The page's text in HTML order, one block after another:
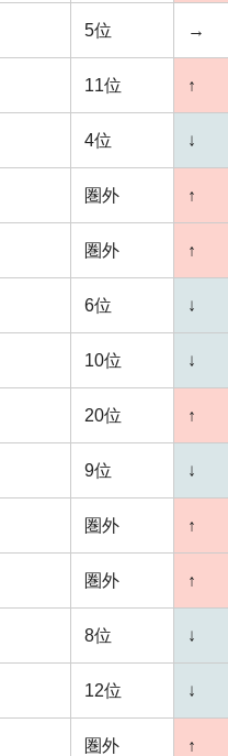
5位 →
11位 ↑
4位 ↓
圏外 ↑
圏外 ↑
6位 ↓
10位 ↓
20位 ↑
9位 ↓
圏外 ↑
圏外 ↑
8位 ↓
12位 ↓
圏外 ↑